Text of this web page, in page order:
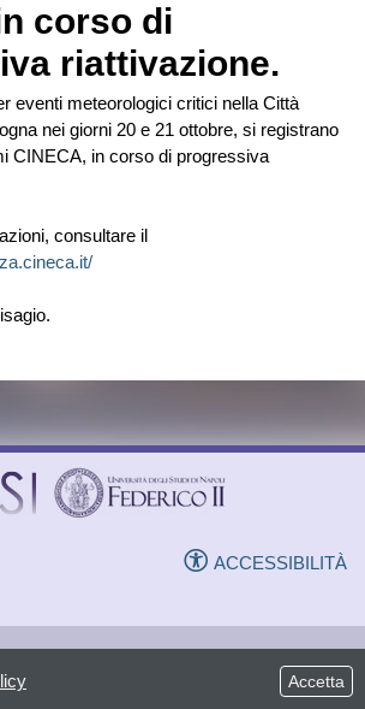
corso di
riattivazione.
eventi meteorologici critici nella Città
nei giorni 20 e 21 ottobre, si registrano
CINECA, in corso di progressiva
consultare il
ACCESSIBILITÀ
Accetta